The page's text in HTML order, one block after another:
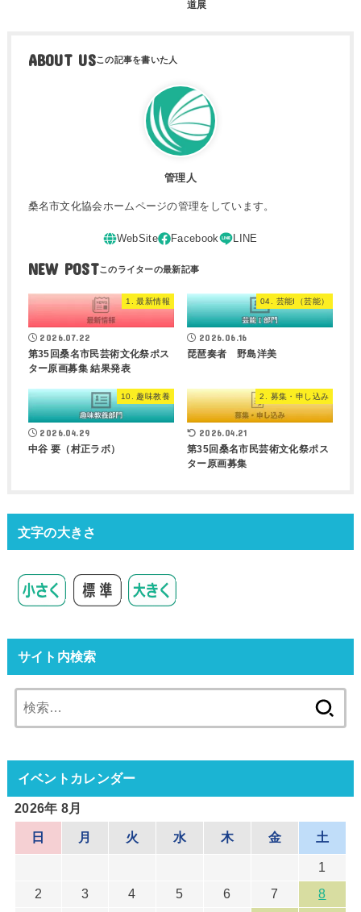
道展
ABOUT US
管理人
桑名市文化協会ホームページの管理をしています。
NEW POST
1. 最新情報
2026.07.22
第35回桑名市民芸術文化祭ポス
ター原画募集 結果発表
04. 芸能I（芸能）
2026.06.16
琵琶奏者 野島洋美
10. 趣味教養
2026.04.29
中谷 要（村正ラボ）
2. 募集・申し込み
2026.04.21
第35回桑名市民芸術文化祭ポス
ター原画募集
文字の大きさ
サイト内検索
索:
イベントカレンダー
2026年 8月
日 月 火 水 木 金 土
1
2
3 4 5 6 7
8